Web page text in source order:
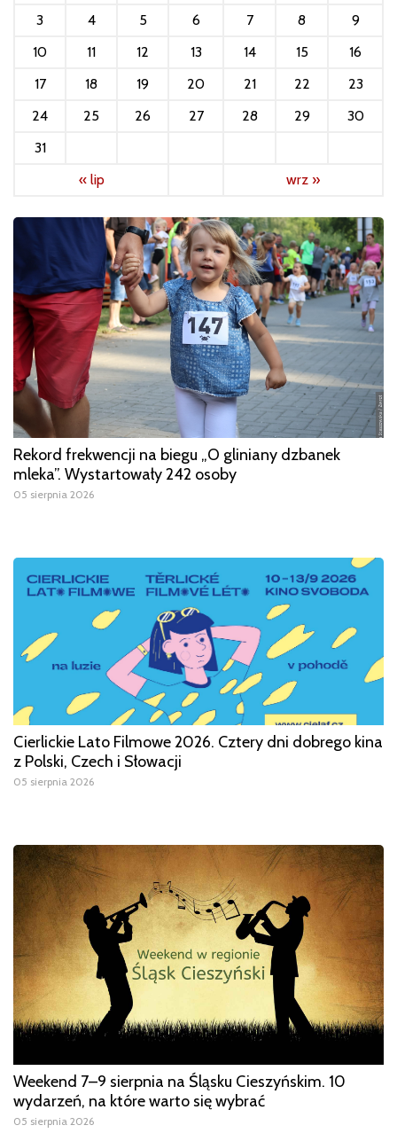
3
4 5 6 7 8
9
10
11 12 13 14 15
16
17
18 19 20 21 22
23
24
25 26 27 28 29
30
31
« lip
wrz »
Rekord frekwencji na biegu „O gliniany dzbanek
mleka”. Wystartowały 242 osoby
05 sierpnia 2026
Cierlickie Lato Filmowe 2026. Cztery dni dobrego kina
z Polski, Czech i Słowacji
05 sierpnia 2026
Weekend 7–9 sierpnia na Śląsku Cieszyńskim. 10
wydarzeń, na które warto się wybrać
05 sierpnia 2026